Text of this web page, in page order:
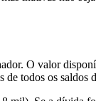
O valor
de todos os